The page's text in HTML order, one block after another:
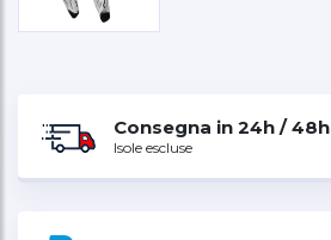
Consegna in 24h / 48h
Isole escluse